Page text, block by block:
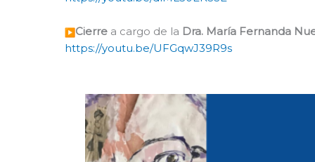
Cierre a cargo de la Dra. María Fernanda
https://youtu.be/UFGqwJ39R9s